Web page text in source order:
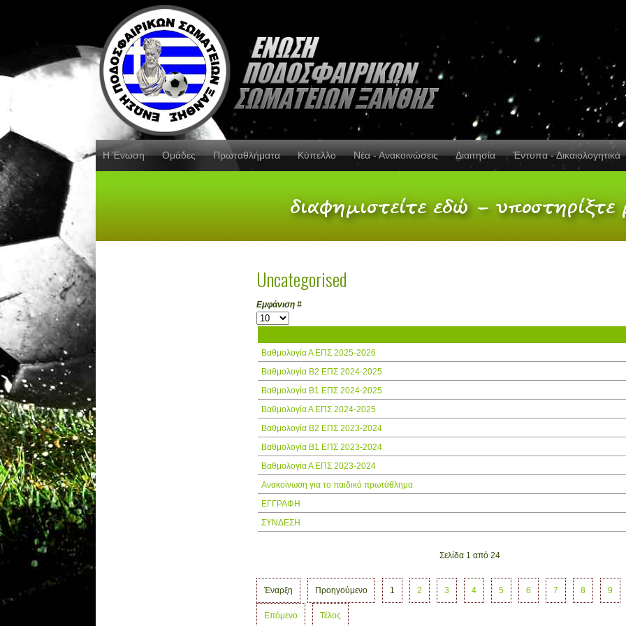
Η Ένωση Ομάδες Πρωταθλήματα Κύπελλο Νέα - Ανακοινώσεις Διαιτησία Έντυπα - Δικαιολογητικά
Uncategorised
Εμφάνιση #
Βαθμολογία Α ΕΠΣ 2025-2026
Βαθμολογία Β2 ΕΠΣ 2024-2025
Βαθμολογία Β1 ΕΠΣ 2024-2025
Βαθμολογία Α ΕΠΣ 2024-2025
Βαθμολογία Β2 ΕΠΣ 2023-2024
Βαθμολογία Β1 ΕΠΣ 2023-2024
Βαθμολογία Α ΕΠΣ 2023-2024
Ανακοίνωση για το παιδικό πρωτάθλημα
ΕΓΓΡΑΦΗ
ΣΥΝΔΕΣΗ
Σελίδα 1 από 24
Έναρξη Προηγούμενο 1 2 3 4 5 6 7 8 9
Επόμενο Τέλος